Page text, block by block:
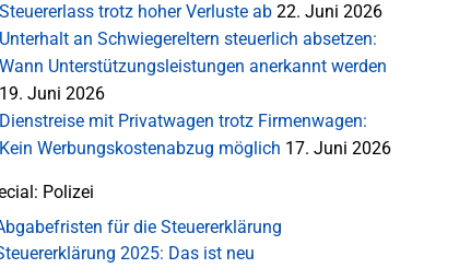
Steuererlass trotz hoher Verluste ab 22. Juni 2026
Unterhalt an Schwiegereltern steuerlich absetzen:
Wann Unterstützungsleistungen anerkannt werden
19. Juni 2026
Dienstreise mit Privatwagen trotz Firmenwagen:
Kein Werbungskostenabzug möglich 17. Juni 2026
Polizei
für die Steuererklärung
2025: Das ist neu